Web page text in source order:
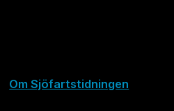
Om Sjöfartstidningen